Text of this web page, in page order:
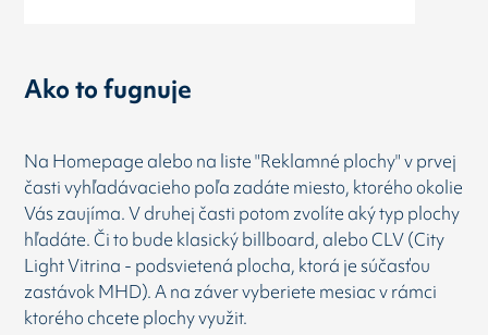
Ako to fugnuje
Na Homepage alebo na liste "Reklamné plochy" v prvej
časti vyhľadávacieho poľa zadáte miesto, ktorého okolie
Vás zaujíma. V druhej časti potom zvolíte aký typ plochy
hľadáte. Či to bude klasický billboard, alebo CLV (City
Light Vitrina - podsvietená plocha, ktorá je súčasťou
zastávok MHD). A na záver vyberiete mesiac v rámci
ktorého chcete plochy využit.